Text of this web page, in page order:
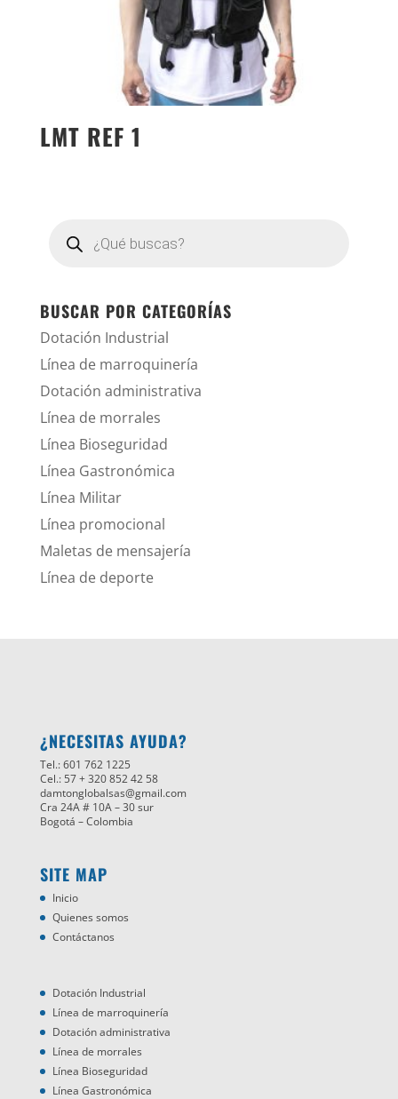
LMT REF 1
productos
BUSCAR POR CATEGORÍAS
Dotación Industrial
Línea de marroquinería
Dotación administrativa
Línea de morrales
Línea Bioseguridad
Línea Gastronómica
Línea Militar
Línea promocional
Maletas de mensajería
Línea de deporte
¿NECESITAS AYUDA?
Tel.: 601 762 1225
Cel.: 57 + 320 852 42 58
damtonglobalsas@gmail.com
Cra 24A # 10A – 30 sur
Bogotá – Colombia
SITE MAP
Inicio
Quienes somos
Contáctanos
Dotación Industrial
Línea de marroquinería
Dotación administrativa
Línea de morrales
Línea Bioseguridad
Línea Gastronómica